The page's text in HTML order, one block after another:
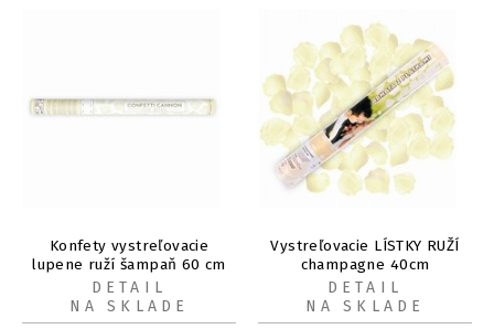
Konfety vystreľovacie
lupene ruží šampaň 60 cm
DETAIL
NA SKLADE
Vystreľovacie LÍSTKY RUŽÍ
champagne 40cm
DETAIL
NA SKLADE